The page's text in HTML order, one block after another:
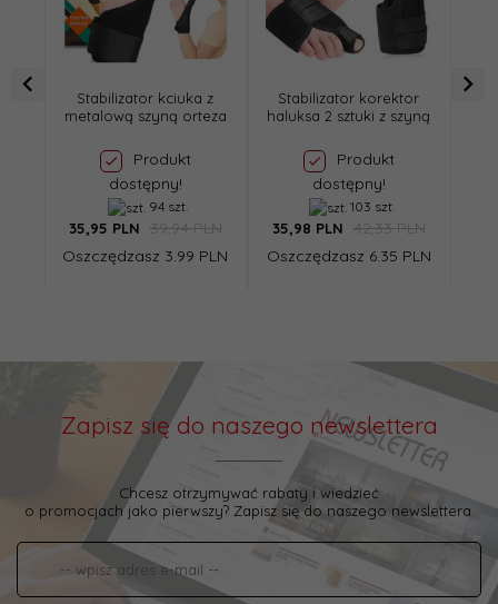
Stabilizator kciuka z
metalową szyną orteza
Produkt
dostępny!
94 szt.
35,95 PLN
39,94 PLN
Oszczędzasz 3.99 PLN
Stabilizator korektor
haluksa 2 sztuki z szyną
Produkt
dostępny!
103 szt.
35,98 PLN
42,33 PLN
Oszczędzasz 6.35 PLN
Zapisz się do naszego newslettera
Chcesz otrzymywać rabaty i wiedzieć
o promocjach jako pierwszy? Zapisz się do naszego newslettera.